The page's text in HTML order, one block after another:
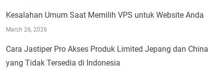
Kesalahan Umum Saat Memilih VPS untuk Website Anda
March 26, 2026
Cara Jastiper Pro Akses Produk Limited Jepang dan China
yang Tidak Tersedia di Indonesia